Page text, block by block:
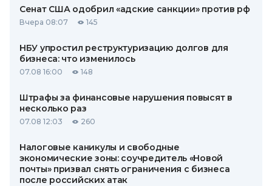
Сенат США одобрил «адские санкции» против рф
Вчера 08:07 145
НБУ упростил реструктуризацию долгов для
бизнеса: что изменилось
07.08 16:00 148
Штрафы за финансовые нарушения повысят в
несколько раз
07.08 12:03 260
Налоговые каникулы и свободные
экономические зоны: соучредитель «Новой
почты» призвал снять ограничения с бизнеса
после российских атак